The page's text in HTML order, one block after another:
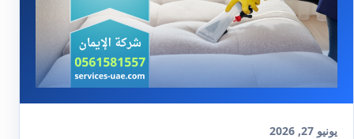
يونيو 27, 2026